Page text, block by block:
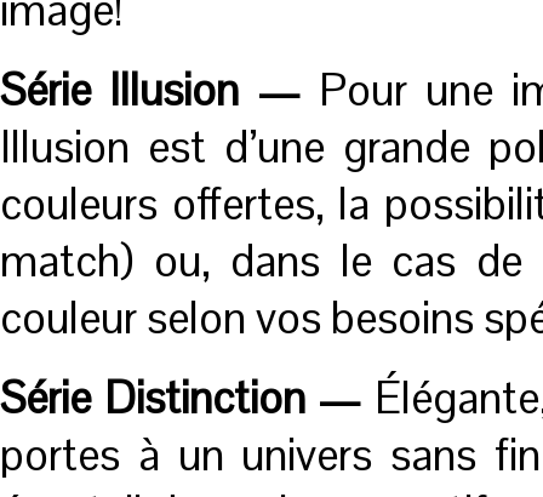
Série Illusion — Pour une
Illusion est d’une grande
couleurs offertes, la
match) ou, dans le cas de
couleur selon vos besoins
Série Distinction —
portes à un univers sans